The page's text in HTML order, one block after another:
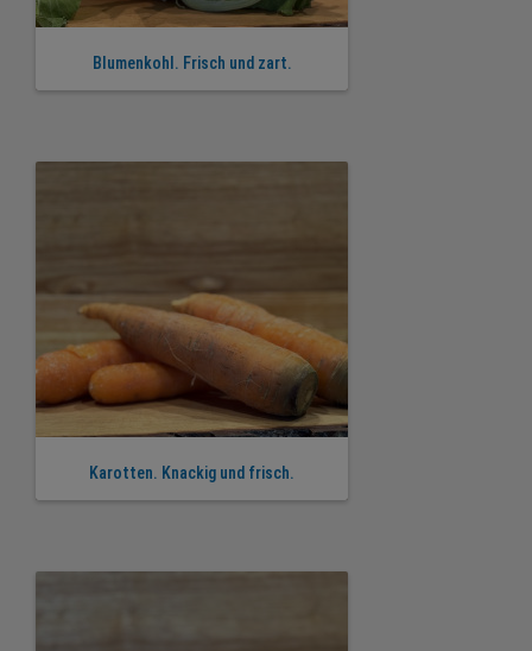
Blumenkohl. Frisch und zart.
Karotten. Knackig und frisch.